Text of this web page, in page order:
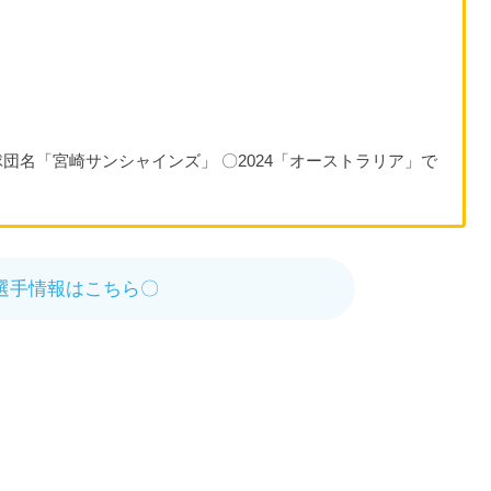
名「宮崎サンシャインズ」 〇2024「オーストラリア」で
手情報はこちら〇